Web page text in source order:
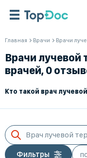
Главная Врачи Врачи
Врачи лучевой
врачей, 0
Врач лучевой
Фильтры